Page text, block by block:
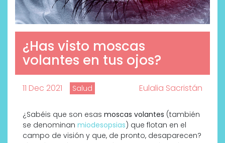
¿Has visto moscas
volantes en tus ojos?
11 Dec 2021 Salud Eulalia Sacristán
¿Sabéis que son esas moscas volantes (también
se denominan miodesopsias) que flotan en el
campo de visión y que, de pronto, desaparecen?